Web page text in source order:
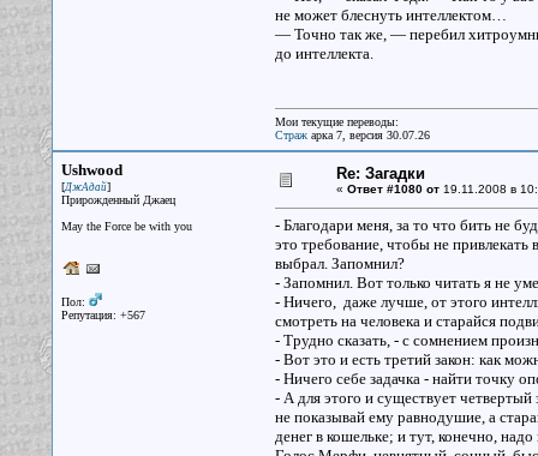
не может блеснуть интеллектом…
— Точно так же, — перебил
до интеллекта.
Мои текущие переводы:
Стражарка 7, версия 30.07.26
Ushwood
[ДжАдай]
Прирожденный Джаец
May the Force be with you
Пол:
Репутация: +567
Re: Загадки
« Ответ #1080 от19.11.2008 в
- Благодари меня, за то что бить не
это требование, чтобы не привлекать
выбрал. Запомнил?
- Запомнил. Вот только читать я не
- Ничего, даже лучше, от этого
смотреть на человека и старайся
- Трудно сказать, - с сомнением
- Вот это и есть третий закон: как
- Ничего себе задачка - найти точку
- А для этого и существует
не показывай ему равнодушие, а
денег в кошельке; и тут, конечно,